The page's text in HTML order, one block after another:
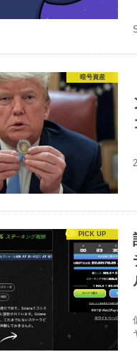
暗号資産